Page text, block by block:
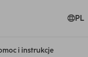
PL
i instrukcje